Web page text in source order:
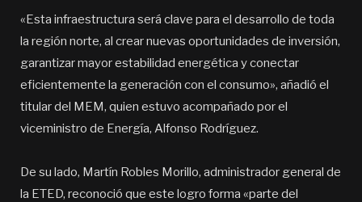
«Esta infraestructura será clave para el desarrollo de toda
la región norte, al crear nuevas oportunidades de inversión,
garantizar mayor estabilidad energética y conectar
eficientemente la generación con el consumo», añadió el
titular del MEM, quien estuvo acompañado por el
viceministro de Energía, Alfonso Rodríguez.
De su lado, Martín Robles Morillo, administrador general de
la ETED, reconoció que este logro forma «parte del